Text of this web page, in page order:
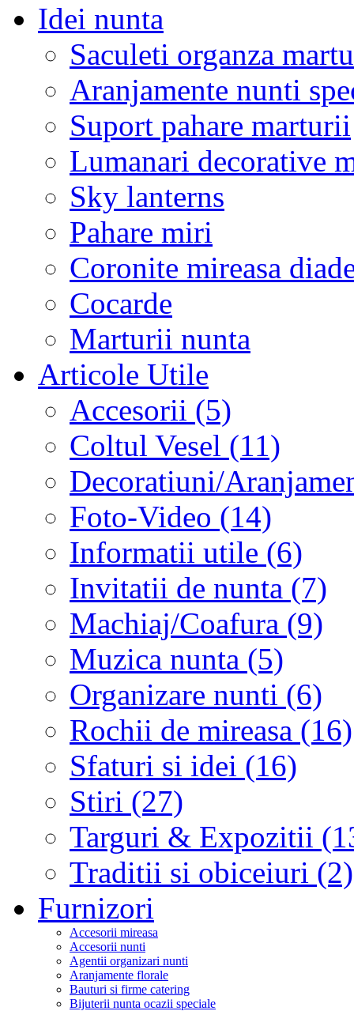
Idei nunta
Saculeti organza
Aranjamente nunti
Suport pahare marturii
Lumanari decorative
Sky lanterns
Pahare miri
Coronite mireasa
Cocarde
Marturii nunta
Articole Utile
Accesorii (5)
Coltul Vesel (11)
Decoratiuni/
Foto-Video (14)
Informatii utile (6)
Invitatii de nunta (7)
Machiaj/Coafura (9)
Muzica nunta (5)
Organizare nunti (6)
Rochii de mireasa (16)
Sfaturi si idei (16)
Stiri (27)
Targuri & Expozitii
Traditii si obiceiuri (2)
Furnizori
Accesorii mireasa
Accesorii nunti
Agentii organizari nunti
Aranjamente florale
Bauturi si firme catering
Bijuterii nunta ocazii speciale